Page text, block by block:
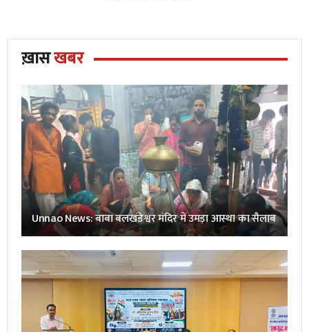
ख़ासखबर
Unnao News: बाबा बलखंडेश्वर मंदिर में उमड़ा आस्था का सैलाब